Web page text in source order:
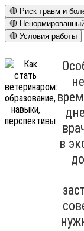
🔴 Риск травм и
🔴
🔴 Условия работы
в